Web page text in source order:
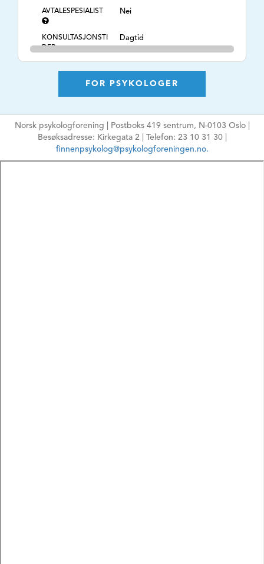
AVTALESPESIALIST Nei
KONSULTASJONSTI
DER
Dagtid
TLF. NR. 99154224
https://psykologkiær.no
E-POSTADRESSE
Ikke oppgi sensitiv
informasjon
HPR-NUMMER 7306970
MÅLGRUPPE Voksne, Par
FOR PSYKOLOGER
Norsk psykologforening | Postboks 419 sentrum, N-0103 Oslo |
Besøksadresse: Kirkegata 2 | Telefon: 23 10 31 30 |
finnenpsykolog@psykologforeningen.no.